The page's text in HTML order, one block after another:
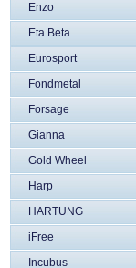
Enzo
Eta Beta
Eurosport
Fondmetal
Forsage
Gianna
Gold Wheel
Harp
HARTUNG
iFree
Incubus